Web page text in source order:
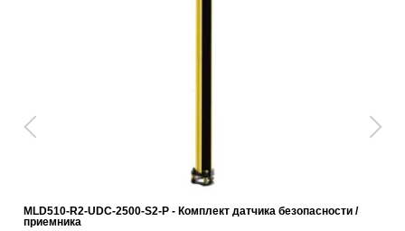
MLD510-R2-UDC-2500-S2-P - Комплект датчика безопасности /
приемника